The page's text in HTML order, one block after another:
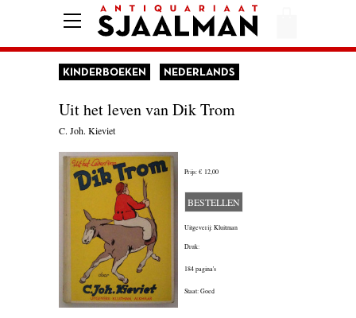
AANBIEDING
AMSTERDAM
AUTOBIOGRAFIE
KINDERBOEKEN NEDERLANDS
Uit het leven van Dik Trom
C. Joh. Kieviet
Prijs: € 12,00
BESTELLEN
Uitgeverij: Kluitman
Druk:
184 pagina's
Staat: Goed